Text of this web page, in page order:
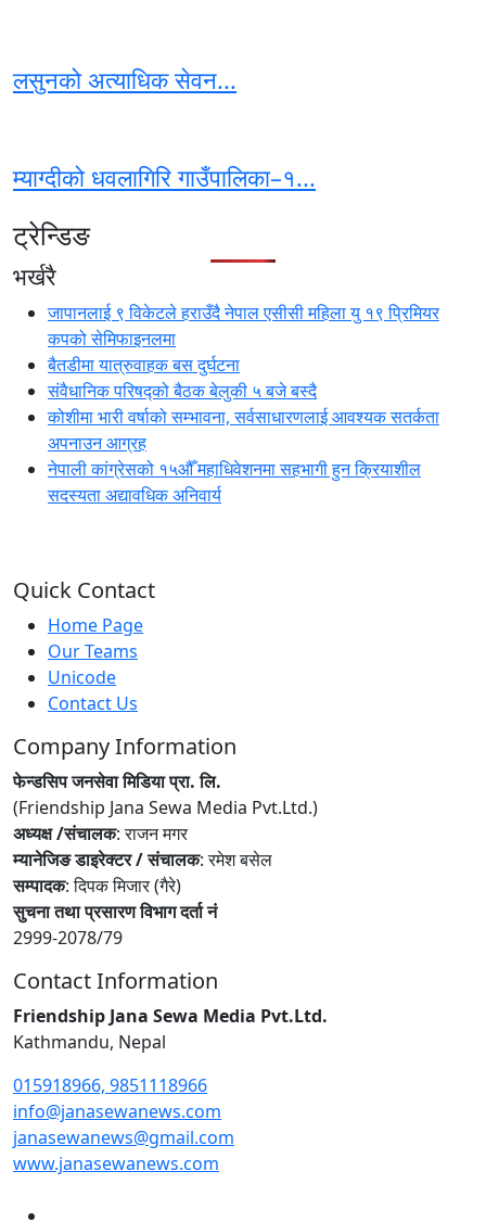
लसुनको अत्याधिक सेवन...
म्याग्दीको धवलागिरि गाउँपालिका–१...
ट्रेन्डिङ
भर्खरै
जापानलाई ९ विकेटले हराउँदै नेपाल एसीसी महिला यु १९ प्रिमियर
कपको सेमिफाइनलमा
बैतडीमा यात्रुवाहक बस दुर्घटना
संवैधानिक परिषद्को बैठक बेलुकी ५ बजे बस्दै
कोशीमा भारी वर्षाको सम्भावना, सर्वसाधारणलाई आवश्यक सतर्कता
अपनाउन आग्रह
नेपाली कांग्रेसको १५औँ महाधिवेशनमा सहभागी हुन क्रियाशील
सदस्यता अद्यावधिक अनिवार्य
Quick Contact
Home Page
Our Teams
Unicode
Contact Us
Company Information
फेन्डसिप जनसेवा मिडिया प्रा. लि.
(Friendship Jana Sewa Media Pvt.Ltd.)
अध्यक्ष /संचालक: राजन मगर
म्यानेजिङ डाइरेक्टर / संचालक: रमेश बसेल
सम्पादक: दिपक मिजार (गैरे)
सुचना तथा प्रसारण विभाग दर्ता नं
2999-2078/79
Contact Information
Friendship Jana Sewa Media Pvt.Ltd.
Kathmandu, Nepal
015918966, 9851118966
info@janasewanews.com
janasewanews@gmail.com
www.janasewanews.com